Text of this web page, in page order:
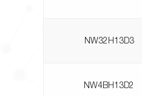
NW32H13D3
NW4BH13D2